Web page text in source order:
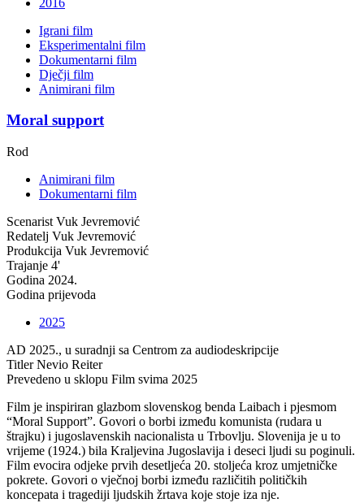
Igrani film
Eksperimentalni film
Dokumentarni film
Dječji film
Animirani film
Moral support
Rod
Animirani film
Dokumentarni film
Scenarist Vuk Jevremović
Redatelj Vuk Jevremović
Produkcija Vuk Jevremović
Trajanje 4'
Godina 2024.
Godina prijevoda
2025
AD 2025., u suradnji sa Centrom za audiodeskripcije
TitlerNevio Reiter
Prevedeno u sklopu Film svima 2025
Film je inspiriran glazbom slovenskog benda Laibach i pjesmom
“Moral Support”. Govori o borbi između komunista (rudara u
štrajku) i jugoslavenskih nacionalista u Trbovlju. Slovenija je u to
vrijeme (1924.) bila Kraljevina Jugoslavija i deseci ljudi su poginuli.
Film evocira odjeke prvih desetljeća 20. stoljeća kroz umjetničke
pokrete. Govori o vječnoj borbi između različitih političkih
koncepata i tragediji ljudskih žrtava koje stoje iza nje.